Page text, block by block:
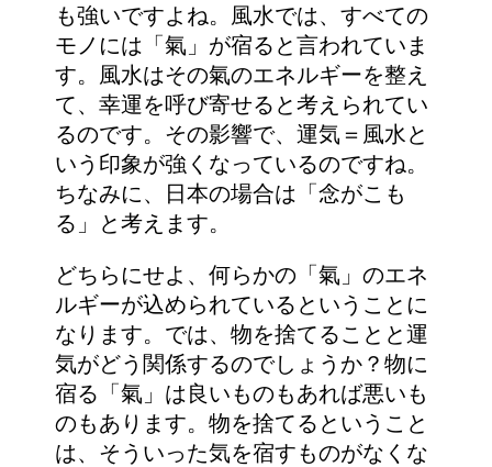
も強いですよね。風水では、すべての
モノには「氣」が宿ると言われていま
す。風水はその氣のエネルギーを整え
て、幸運を呼び寄せると考えられてい
るのです。その影響で、運気＝風水と
いう印象が強くなっているのですね。
ちなみに、日本の場合は「念がこも
る」と考えます。
どちらにせよ、何らかの「氣」のエネ
ルギーが込められているということに
なります。では、物を捨てることと運
気がどう関係するのでしょうか？物に
宿る「氣」は良いものもあれば悪いも
のもあります。物を捨てるということ
は、そういった気を宿すものがなくな